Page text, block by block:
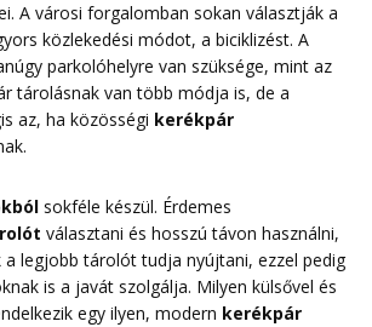
A városi forgalomban sokan választják a
közlekedési módot, a biciklizést. A
parkolóhelyre van szüksége, mint az
tárolásnak van több módja is, de a
az, ha közösségi kerékpár
sokféle készül. Érdemes
választani és hosszú távon használni,
legjobb tárolót tudja nyújtani, ezzel pedig
is a javát szolgálja. Milyen külsővel és
egy ilyen, modern kerékpár